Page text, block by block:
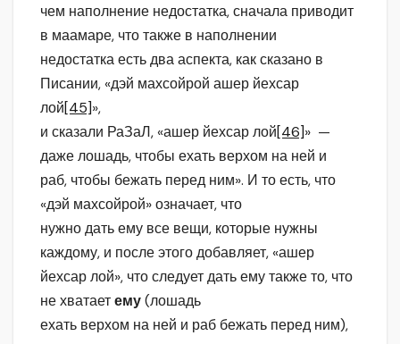
чем наполнение недостатка, сначала приводит
в маамаре, что также в наполнении
недостатка есть два аспекта, как сказано в
Писании, «дэй махсойрой ашер йехсар
лой[45]»,
и сказали РаЗаЛ, «ашер йехсар лой[46]» —
даже лошадь, чтобы ехать верхом на ней и
раб, чтобы бежать перед ним». И то есть, что
«дэй махсойрой» означает, что
нужно дать ему все вещи, которые нужны
каждому, и после этого добавляет, «ашер
йехсар лой», что следует дать ему также то, что
не хватаетему(лошадь
ехать верхом на ней и раб бежать перед ним),